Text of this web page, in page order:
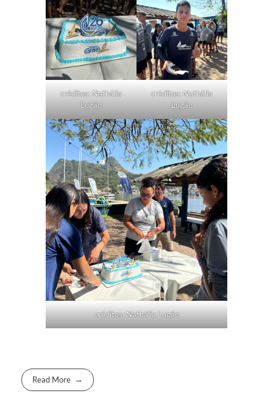
créditos: Nathália
Lugão
créditos: Nathália
Lugão
créditos: Nathália Lugão
Read More